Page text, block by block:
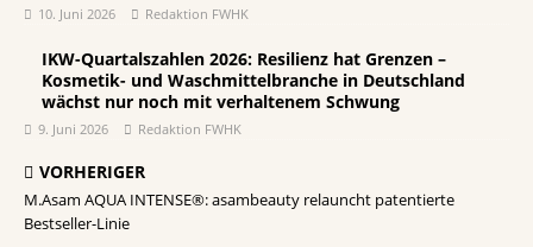
10. Juni 2026 Redaktion FWHK
IKW-Quartalszahlen 2026: Resilienz hat Grenzen –
Kosmetik- und Waschmittelbranche in Deutschland
wächst nur noch mit verhaltenem Schwung
9. Juni 2026 Redaktion FWHK
VORHERIGER
M.Asam AQUA INTENSE®: asambeauty relauncht patentierte
Bestseller-Linie